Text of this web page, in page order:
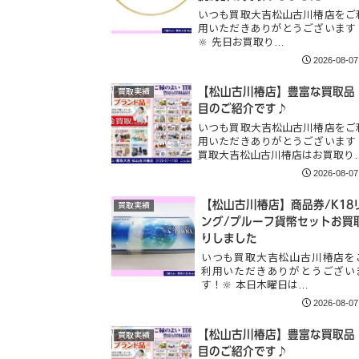
いつも買取大吉松山古川椿店をご
用いただきありがとうございます
🔆 先日お買取り…
2026-08-07
買取実績
【松山古川椿店】豊富な買取品
目のご紹介です♪
いつも買取大吉松山古川椿店をご
用いただきありがとうございます
買取大吉松山古川椿店はお買取
2026-08-07
買取実績
【松山古川椿店】商品券/K18
ング/プルーフ貨幣セットお買
りしました
いつも買取大吉松山古川椿店を
利用いただきありがとうござい
す！🔆 本日木曜日は…
2026-08-07
買取実績
【松山古川椿店】豊富な買取品
目のご紹介です♪